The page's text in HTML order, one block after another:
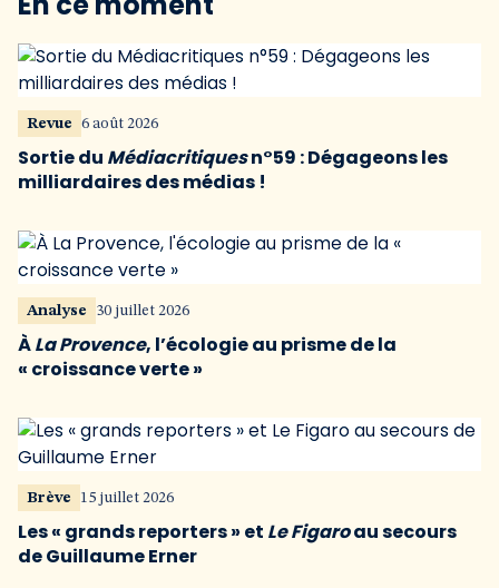
Revue 6 août 2026
Sortie du Médiacritiquesn°59 : Dégageons les
milliardaires des médias !
Analyse 30 juillet 2026
ÀLa Provence, l’écologie au prisme de la
« croissance verte »
Brève 15 juillet 2026
Les « grands reporters » et Le Figaroau secours
de Guillaume Erner